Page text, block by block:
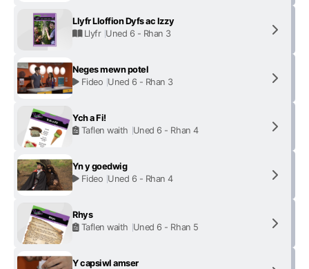
Llyfr Lloffion Dyfs ac Izzy
Llyfr Uned 6 - Rhan 3
Neges mewn potel
Fideo Uned 6 - Rhan 3
Ych a Fi!
Taflen waith Uned 6 - Rhan 4
Yn y goedwig
Fideo Uned 6 - Rhan 4
Rhys
Taflen waith Uned 6 - Rhan 5
Y capsiwl amser